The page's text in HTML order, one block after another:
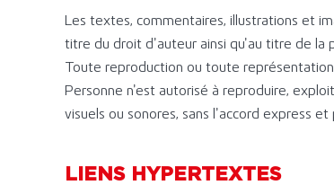
Les textes, commentaires, illustrations et
titre du droit d’auteur ainsi qu’au titre de
Toute reproduction ou toute
Personne n’est autorisé à reproduire,
visuels ou sonores, sans l’accord express
LIENS HYPERTEXTES